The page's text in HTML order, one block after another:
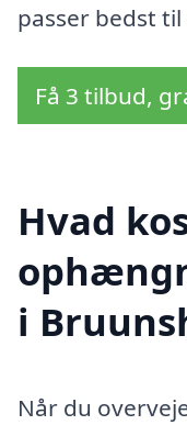
passer bedst
Få 3 tilbud,
Hvad
i
Når du